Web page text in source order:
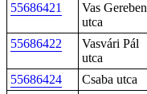
55686421
Vas Gereben
utca
55686422
Vasvári Pál
utca
55686424 Csaba utca